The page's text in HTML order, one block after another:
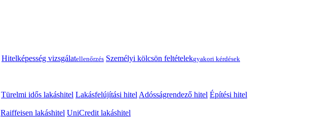
Hitelképesség vizsgálatellenőrzés Személyi kölcsön feltételekgyakori kérdések
Türelmi idős lakáshitel Lakásfelújítási hitelAdósságrendező hitel Építési hitel
Raiffeisen lakáshitel UniCredit lakáshitel